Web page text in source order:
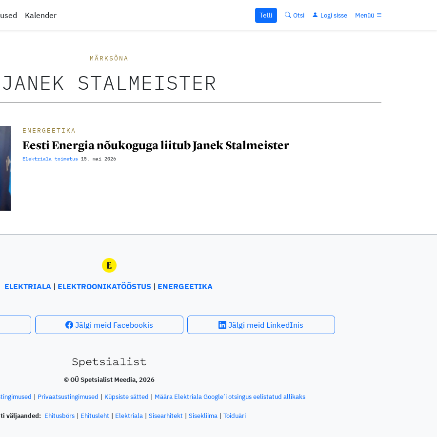
Kalender Telli Otsi Logi sisse Menüü
MÄRKSÕNA
JANEK STALMEISTER
ENERGEETIKA
Eesti Energia nõukoguga liitub Janek Stalmeister
Elektriala toimetus 15. mai 2026
ELEKTRIALA ELEKTROONIKATÖÖSTUS ENERGEETIKA
Jälgi meid Facebookis Jälgi meid LinkedInis
© OÜ Spetsialist Meedia, 2026
Privaatsustingimused Küpsiste sätted Määra Elektriala Google’i otsingus eelistatud allikaks
väljaanded: Ehitusbörs Ehitusleht Elektriala Sisearhitekt Sisekliima Toiduäri